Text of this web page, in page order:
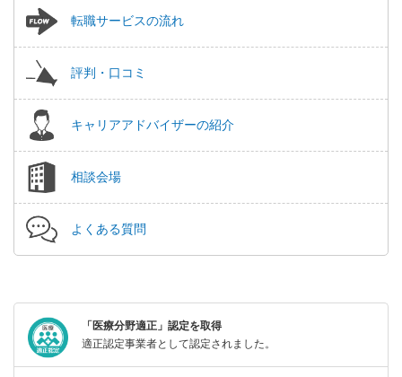
転職サービスの流れ
評判・口コミ
キャリアアドバイザーの紹介
相談会場
よくある質問
「医療分野適正」認定を取得
適正認定事業者として認定されました。